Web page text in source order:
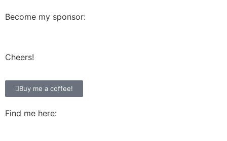
Become my sponsor:
Cheers!
Buy me a coffee!
Find me here: